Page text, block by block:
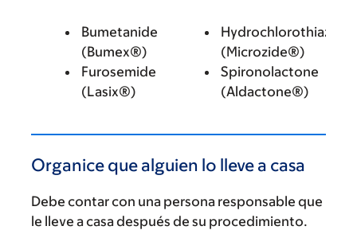
Bumetanide
(Bumex®)
Furosemide
(Lasix®)
Hydrochlorothiazide
(Microzide®)
Spironolactone
(Aldactone®)
Organice que alguien lo lleve a casa
Debe contar con una persona responsable que
le lleve a casa después de su procedimiento.